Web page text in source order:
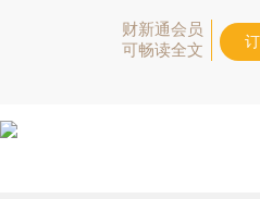
财新通会员
可畅读全文